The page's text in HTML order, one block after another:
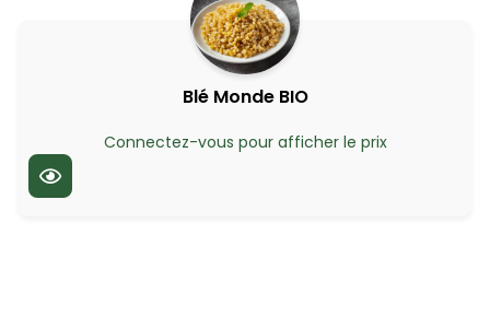
Blé Monde BIO
Connectez-vous pour afficher le prix